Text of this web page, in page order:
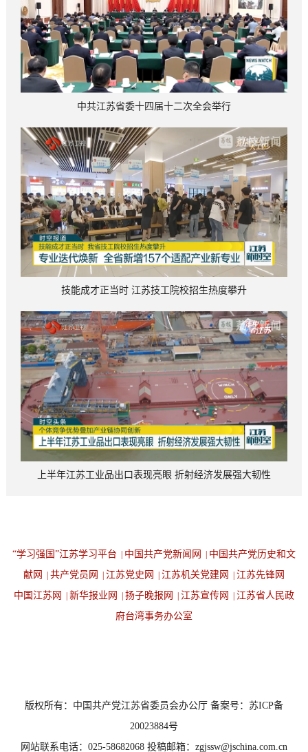
中共江苏省委十四届十二次全会举行
技能成才正当时 江苏技工院校招生热度攀升
上半年江苏工业品出口表现亮眼 折射经济发展强大韧性
“学习强国”江苏学习平台 中国共产党新闻网
中国共产党历史和文
献网
共产党员网 江苏党史网 江苏机关党建网
江苏先锋网
中国江苏网
新华报业网 扬子晚报网 江苏宣传网
江苏省人民政
府台湾事务办公室
版权所有：中国共产党江苏省委员会办公厅 备案号：苏ICP备
20023884号
网站联系电话：025-58682068 投稿邮箱：zgjssw@jschina.com.cn